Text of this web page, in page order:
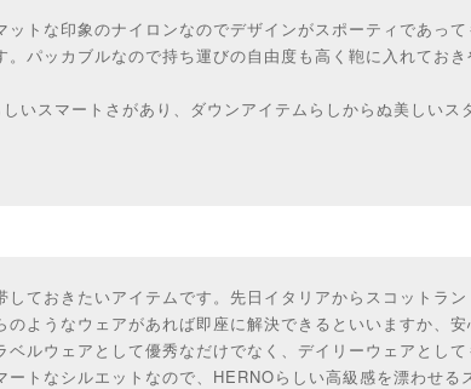
ットな印象のナイロンなのでデザインがスポーティであっ
。パッカブルなので持ち運びの自由度も高く鞄に入れてお
いスマートさがあり、ダウンアイテムらしからぬ美しいス
しておきたいアイテムです。先日イタリアからスコットラ
ようなウェアがあれば即座に解決できるといいますか、安
ベルウェアとして優秀なだけでなく、デイリーウェアとし
ートなシルエットなので、HERNOらしい高級感を漂わせる